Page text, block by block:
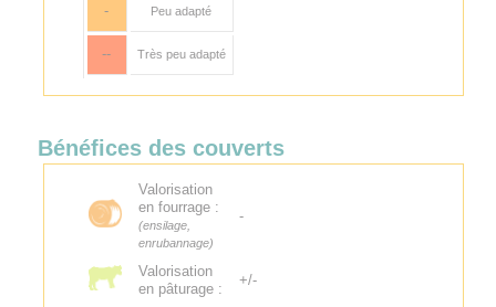
- Peu adapté
-- Très peu adapté
Bénéfices des couverts
Valorisation
en fourrage :
(ensilage,
enrubannage)
-
Valorisation
en pâturage :
+/-